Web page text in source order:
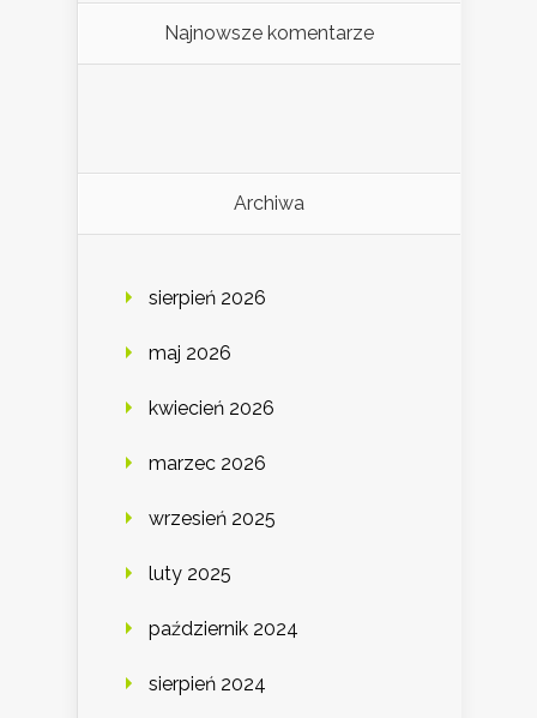
Najnowsze komentarze
Archiwa
sierpień 2026
maj 2026
kwiecień 2026
marzec 2026
wrzesień 2025
luty 2025
październik 2024
sierpień 2024